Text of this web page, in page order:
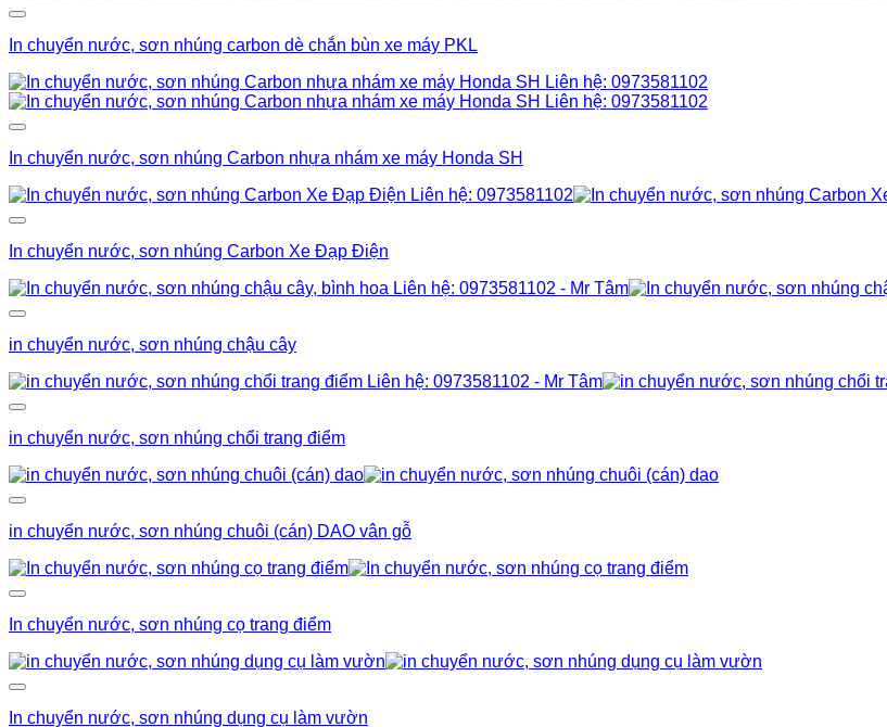
In chuyển nước, sơn nhúng carbon dè chắn bùn xe máy PKL
In chuyển nước, sơn nhúng Carbon nhựa nhám xe máy Honda SH
In chuyển nước, sơn nhúng Carbon Xe Đạp Điện
in chuyển nước, sơn nhúng chậu cây
in chuyển nước, sơn nhúng chổi trang điểm
in chuyển nước, sơn nhúng chuôi (cán) DAO vân gỗ
In chuyển nước, sơn nhúng cọ trang điểm
In chuyển nước, sơn nhúng dụng cụ làm vườn